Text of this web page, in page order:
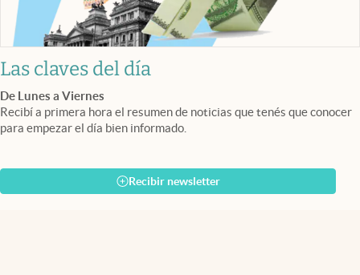
Las claves del día
De Lunes a Viernes
Recibí a primera hora el resumen de noticias que tenés que conocer
para empezar el día bien informado.
Recibir newsletter